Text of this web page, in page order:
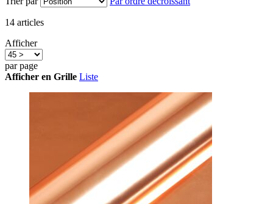
14 articles
Afficher
par page
Afficher en Grille Liste